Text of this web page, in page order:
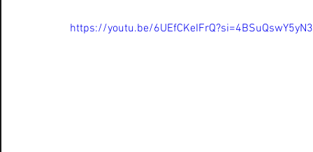
https://youtu.be/